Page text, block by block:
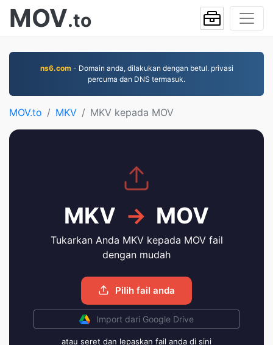
MOV.to
ns6.com- Domain anda, dilakukan dengan betul. privasi
percuma dan DNS termasuk.
MOV.to MKV MKV kepada MOV
MKV → MOV
Tukarkan Anda MKV kepada MOV fail
dengan mudah
Pilih fail anda
Import dari Google Drive
atau seret dan lepaskan fail anda di sini